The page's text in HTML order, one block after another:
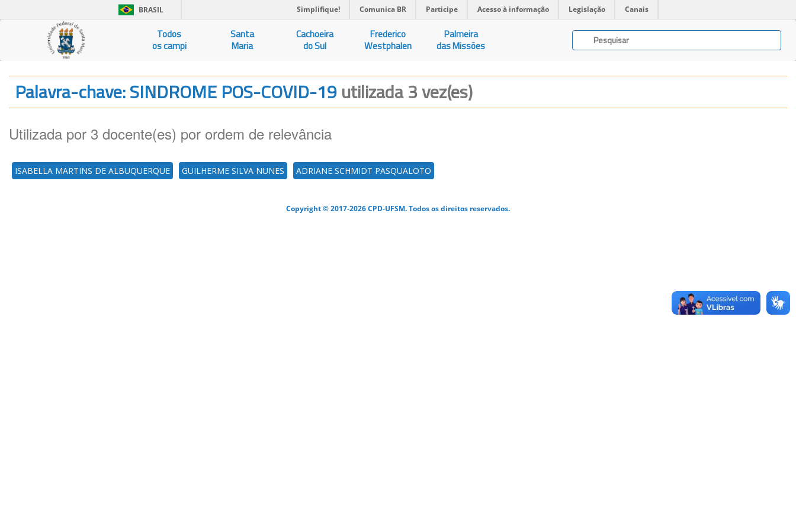
BRASIL Simplifique! Comunica BR Participe Acesso à informação Legislação Canais
Todos
os campi
Santa
Maria
Cachoeira
do Sul
Frederico
Westphalen
Palmeira
das Missões
Palavra-chave: SINDROME POS-COVID-19utilizada 3 vez(es)
Utilizada por 3 docente(es) por ordem de relevância
ISABELLA MARTINS DE ALBUQUERQUE GUILHERME SILVA NUNES ADRIANE SCHMIDT PASQUALOTO
Copyright © 2017-2026 CPD-UFSM. Todos os direitos reservados.